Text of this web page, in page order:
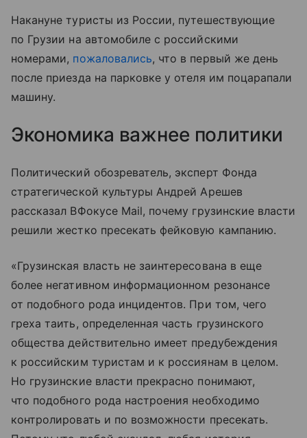
Накануне туристы из России, путешествующие
по Грузии на автомобиле с российскими
номерами, пожаловались, что в первый же день
после приезда на парковке у отеля им поцарапали
машину.
Экономика важнее политики
Политический обозреватель, эксперт Фонда
стратегической культуры Андрей Арешев
рассказал ВФокусе Mail, почему грузинские власти
решили жестко пресекать фейковую кампанию.
«Грузинская власть не заинтересована в еще
более негативном информационном резонансе
от подобного рода инцидентов. При том, чего
греха таить, определенная часть грузинского
общества действительно имеет предубеждения
к российским туристам и к россиянам в целом.
Но грузинские власти прекрасно понимают,
что подобного рода настроения необходимо
контролировать и по возможности пресекать.